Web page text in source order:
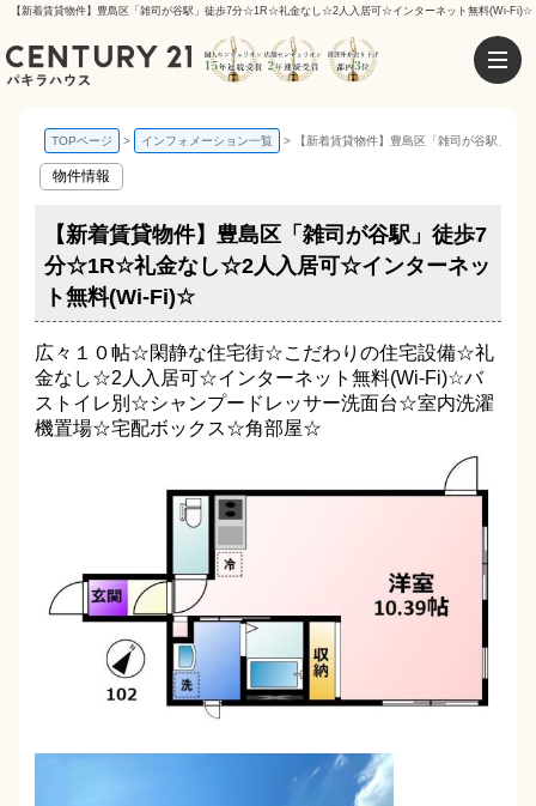
【新着賃貸物件】豊島区「雑司が谷駅」徒歩7分☆1R☆礼金なし☆2人入居可☆インターネット無料(Wi-Fi)☆
TOPページ インフォメーション一覧 【新着賃貸物件】豊島区「雑司が谷駅」
物件情報
【新着賃貸物件】豊島区「雑司が谷駅」徒歩7
分☆1R☆礼金なし☆2人入居可☆インターネッ
ト無料(Wi-Fi)☆
広々１０帖☆閑静な住宅街☆こだわりの住宅設備☆礼
金なし☆2人入居可☆インターネット無料(Wi-Fi)☆バ
ストイレ別☆シャンプードレッサー洗面台☆室内洗濯
機置場☆宅配ボックス☆角部屋☆